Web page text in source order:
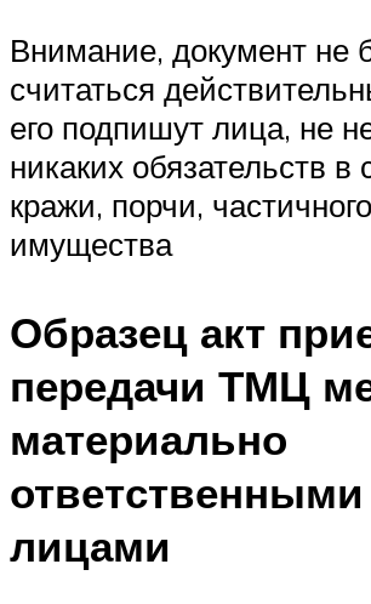
Внимание, документ не
считаться
его подпишут лица, не
никаких обязательств в
кражи, порчи,
имущества
Образец акт
передачи ТМЦ
материально
ответственными
лицами